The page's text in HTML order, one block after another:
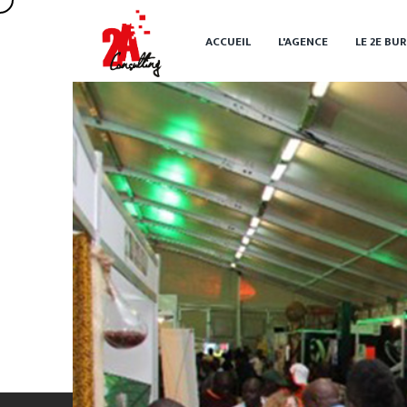
ACCUEIL L'AGENCE LE 2E